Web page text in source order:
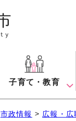
子育て・教育
市政情報 > 広報・広